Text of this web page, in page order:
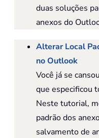
duas soluções
anexos do
Alterar Local
no Outlook
Você já se
que especificou
Neste tutorial,
padrão dos
salvamento de